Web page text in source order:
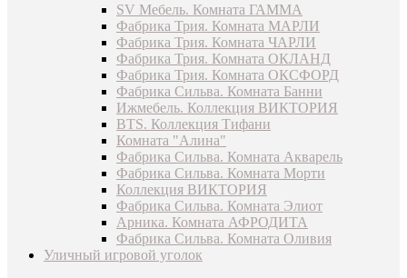
SV Мебель. Комната ГАММА
Фабрика Трия. Комната МАРЛИ
Фабрика Трия. Комната ЧАРЛИ
Фабрика Трия. Комната ОКЛАНД
Фабрика Трия. Комната ОКСФОРД
Фабрика Сильва. Комната Банни
Ижмебель. Коллекция ВИКТОРИЯ
BTS. Коллекция Тифани
Комната "Алина"
Фабрика Сильва. Комната Акварель
Фабрика Сильва. Комната Морти
Коллекция ВИКТОРИЯ
Фабрика Сильва. Комната Элиот
Арника. Комната АФРОДИТА
Фабрика Сильва. Комната Оливия
Уличный игровой уголок